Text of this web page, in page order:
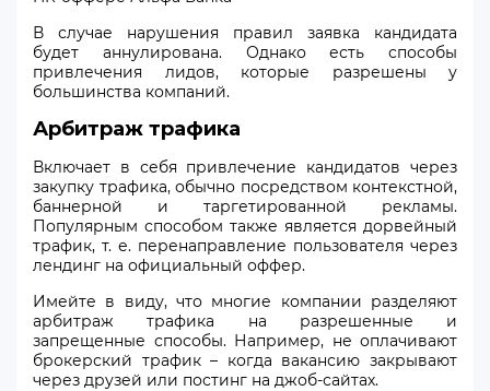
В случае нарушения правил заявка кандидата
будет аннулирована. Однако есть способы
привлечения лидов, которые разрешены у
большинства компаний.
Арбитраж трафика
Включает в себя привлечение кандидатов через
закупку трафика, обычно посредством контекстной,
баннерной и таргетированной рекламы.
Популярным способом также является дорвейный
трафик, т. е. перенаправление пользователя через
лендинг на официальный оффер.
Имейте в виду, что многие компании разделяют
арбитраж трафика на разрешенные и
запрещенные способы. Например, не оплачивают
брокерский трафик – когда вакансию закрывают
через друзей или постинг на джоб-сайтах.